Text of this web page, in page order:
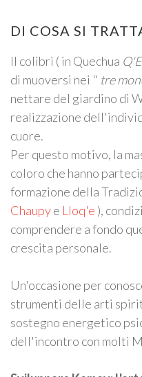
DI COSA SI
Il colibrì ( in Quechua
di muoversi nei " tre
nettare del giardino di
realizzazione
cuore.
Per questo motivo, la
coloro che hanno
formazione della
Chaupye Lloq'e ),
comprendere a fondo
crescita personale.
Un'occasione per
strumenti delle arti
sostegno energetico
dell'incontro con molti